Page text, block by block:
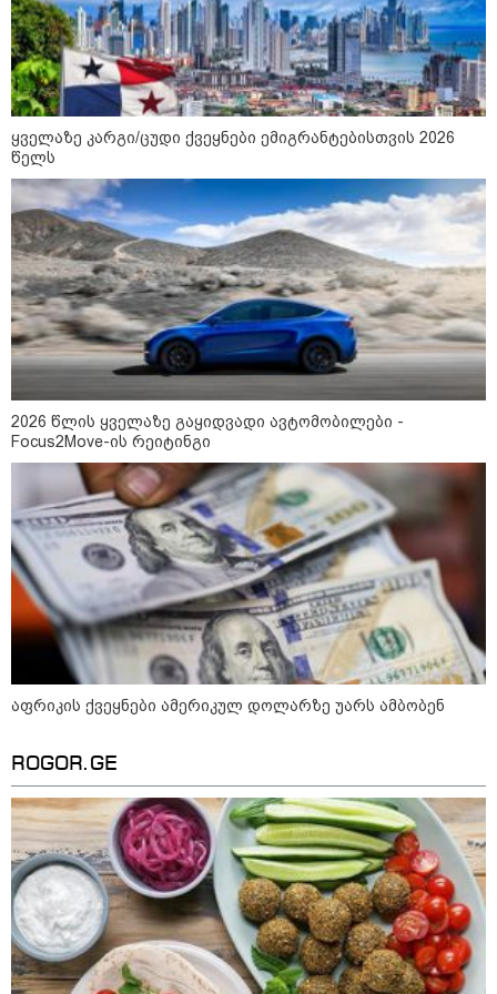
ნია იმნაძეს და ანასტასია
ბერუაშვილს ბრალდება
წარედგინათ - რამდენ წლიანი
პატიმრობა ემუქრებათ
არასრულწლოვნებს?
რა გახდა “სამგორის” მეტროში
სტუდენტის გარდაცვალების
მიზეზი - ცნობილია ექსპერტიზის
პასუხი
10:58 / 06-08-2026
"დადგება დრო და თქვენი დღევანდელი
"პოსტაობა" საკუთარ თავთან
შეგარცხვენთ... თქვენი შეცდომა არის
დანაშაულის ტოლფასი" - ეკა კუპატაძე
ნანუკა ჟორჟოლიანს
ყველაზე კარგი/ცუდი ქვეყნები ემიგრანტებისთვის 2026
წელს
2026 წლის ყველაზე გაყიდვადი ავტომობილები -
Focus2Move-ის რეიტინგი
აფრიკის ქვეყნები ამერიკულ დოლარზე უარს ამბობენ
ROGOR.GE